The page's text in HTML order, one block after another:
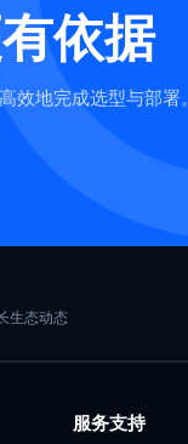
依据
地完成选型与部署。
生态动态
服务支持